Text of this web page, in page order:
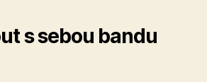
s sebou bandu